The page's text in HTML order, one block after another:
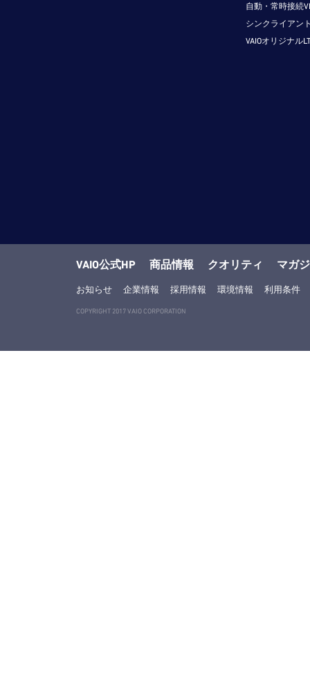
自動・常時接続
シンクライアン
VAIOオリジナル
VAIO公式HP 商品情報 クオリティ マガ
お知らせ 企業情報 採用情報 環境情報 利用条件
COPYRIGHT 2017 VAIO CORPORATION